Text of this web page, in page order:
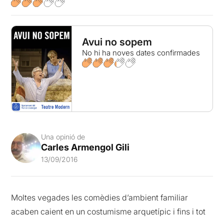
Avui no sopem
No hi ha noves dates confirmades
Una opinió de
Carles Armengol Gili
13/09/2016
Moltes vegades les comèdies d’ambient familiar
acaben caient en un costumisme arquetípic i fins i tot